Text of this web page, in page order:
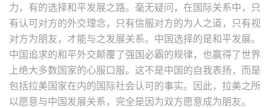
力，有的选择和平发展之路。毫无疑问，在国际关系中，只
有认可对方的外交理念，只有信服对方的为人之道，只有视
对方为朋友，才能与之发展关系。中国选择的是和平发展。
中国追求的和平外交颠覆了强国必霸的规律，也赢得了世界
上绝大多数国家的心服口服。这不是中国的自我表扬，而是
包括拉美国家在内的国际社会认可的事实。因此，拉美之所
以愿意与中国发展关系，完全是因为双方愿意成为朋友。